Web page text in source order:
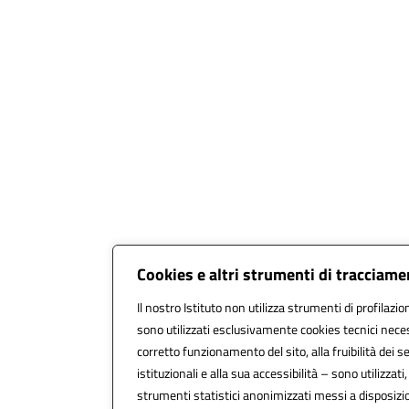
Cookies e altri strumenti di
Il nostro Istituto non utilizza strumenti di
sono utilizzati esclusivamente cookies tecnici
corretto funzionamento del sito, alla fruibilità dei
istituzionali e alla sua accessibilità – sono
strumenti statistici anonimizzati messi a